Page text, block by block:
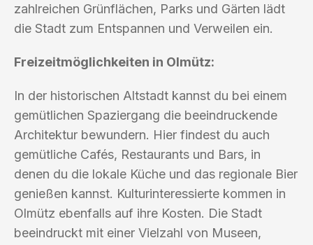
zahlreichen Grünflächen, Parks und Gärten lädt
die Stadt zum Entspannen und Verweilen ein.
Freizeitmöglichkeiten in Olmütz:
In der historischen Altstadt kannst du bei einem
gemütlichen Spaziergang die beeindruckende
Architektur bewundern. Hier findest du auch
gemütliche Cafés, Restaurants und Bars, in
denen du die lokale Küche und das regionale Bier
genießen kannst. Kulturinteressierte kommen in
Olmütz ebenfalls auf ihre Kosten. Die Stadt
beeindruckt mit einer Vielzahl von Museen,